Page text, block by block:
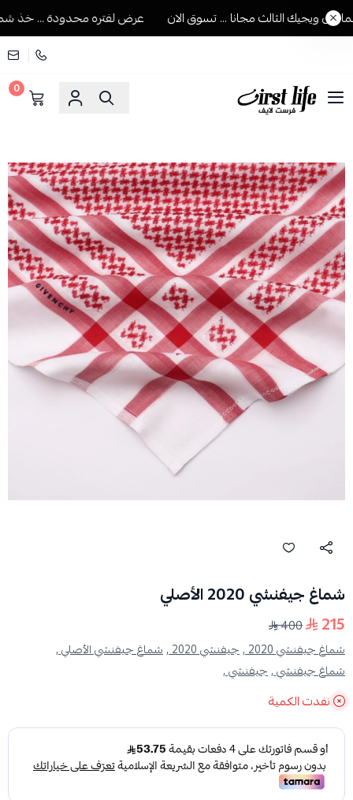
ويجيك الثالث مجانا ... تسوق الان عرض لفتره محدودة ... خذ
فرست لايف للمستلزمات الرجالية
0
شماغ جيفنشي 2020 الأصلي
215
400
شماغ جيفنشي 2020 , جيفنشي 2020 ,
شماغ جيفنشي الأصلي ,
شماغ جيفنشي ,جيفنشي ,
نفدت الكمية